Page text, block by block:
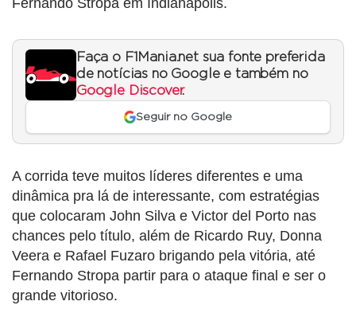
Faça o F1Mania.net sua fonte preferida
de notícias no Google e também no
Google Discover.
Seguir no Google
A corrida teve muitos líderes diferentes e uma
dinâmica pra lá de interessante, com estratégias
que colocaram John Silva e Victor del Porto nas
chances pelo título, além de Ricardo Ruy, Donna
Veera e Rafael Fuzaro brigando pela vitória, até
Fernando Stropa partir para o ataque final e ser o
grande vitorioso.